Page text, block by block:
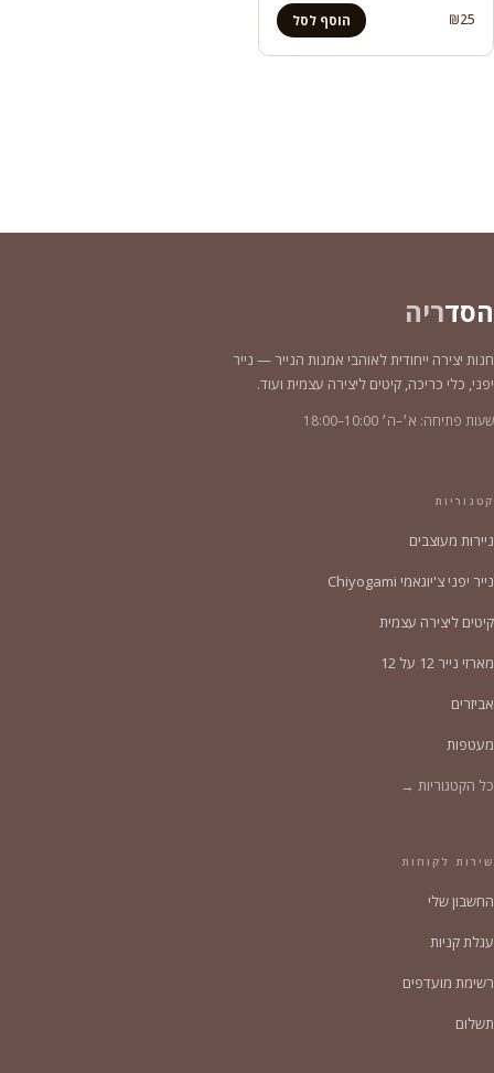
₪25 הוסף לסל
הסדריה
חנות יצירה ייחודית לאוהבי אמנות הנייר — נייר
יפני, כלי כריכה, קיטים ליצירה עצמית ועוד.
שעות פתיחה: א׳–ה׳ 10:00–18:00
קטגוריות
ניירות מעוצבים
נייר יפני צ'יוגאמי Chiyogami
קיטים ליצירה עצמית
מארזי נייר 12 על 12
אביזרים
מעטפות
כל הקטגוריות →
שירות לקוחות
החשבון שלי
עגלת קניות
רשימת מועדפים
תשלום